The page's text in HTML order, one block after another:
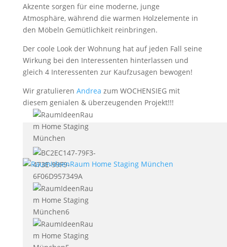
Akzente sorgen für eine moderne, junge
Atmosphäre, während die warmen Holzelemente in
den Möbeln Gemütlichkeit reinbringen.
Der coole Look der Wohnung hat auf jeden Fall seine
Wirkung bei den Interessenten hinterlassen und
gleich 4 Interessenten zur Kaufzusagen bewogen!
Wir gratulieren Andrea zum WOCHENSIEG mit
diesem genialen & überzeugenden Projekt!!!